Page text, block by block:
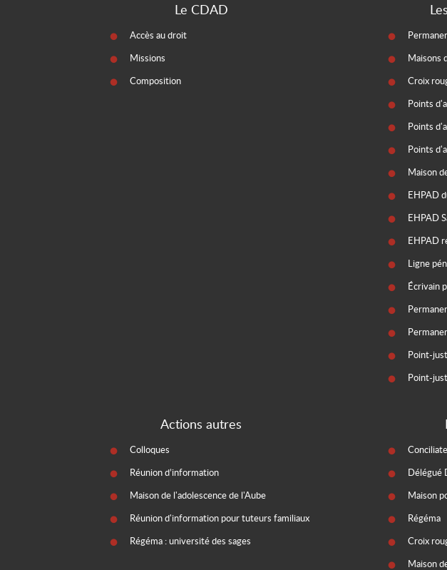
Le CDAD
Accès au droit
Missions
Composition
Maisons
Croix
Points
Points
Points
Maison
EHPAD
EHPAD
EHPAD
Ligne
Écrivain
Point-
Point-
Actions autres
Colloques
Réunion d’information
Maison de l'adolescence de l'Aube
Réunion d'information pour tuteurs familiaux
Régéma : université des sages
Délégué
Maison
Régéma
Croix
Maison